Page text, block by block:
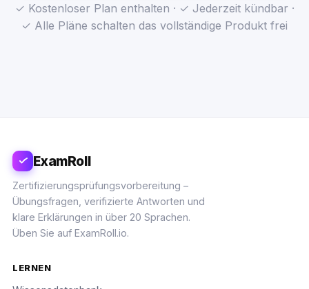
✓ Kostenloser Plan enthalten · ✓ Jederzeit kündbar ·
✓ Alle Pläne schalten das vollständige Produkt frei
ExamRoll
Zertifizierungsprüfungsvorbereitung –
Übungsfragen, verifizierte Antworten und
klare Erklärungen in über 20 Sprachen.
Üben Sie auf ExamRoll.io.
LERNEN